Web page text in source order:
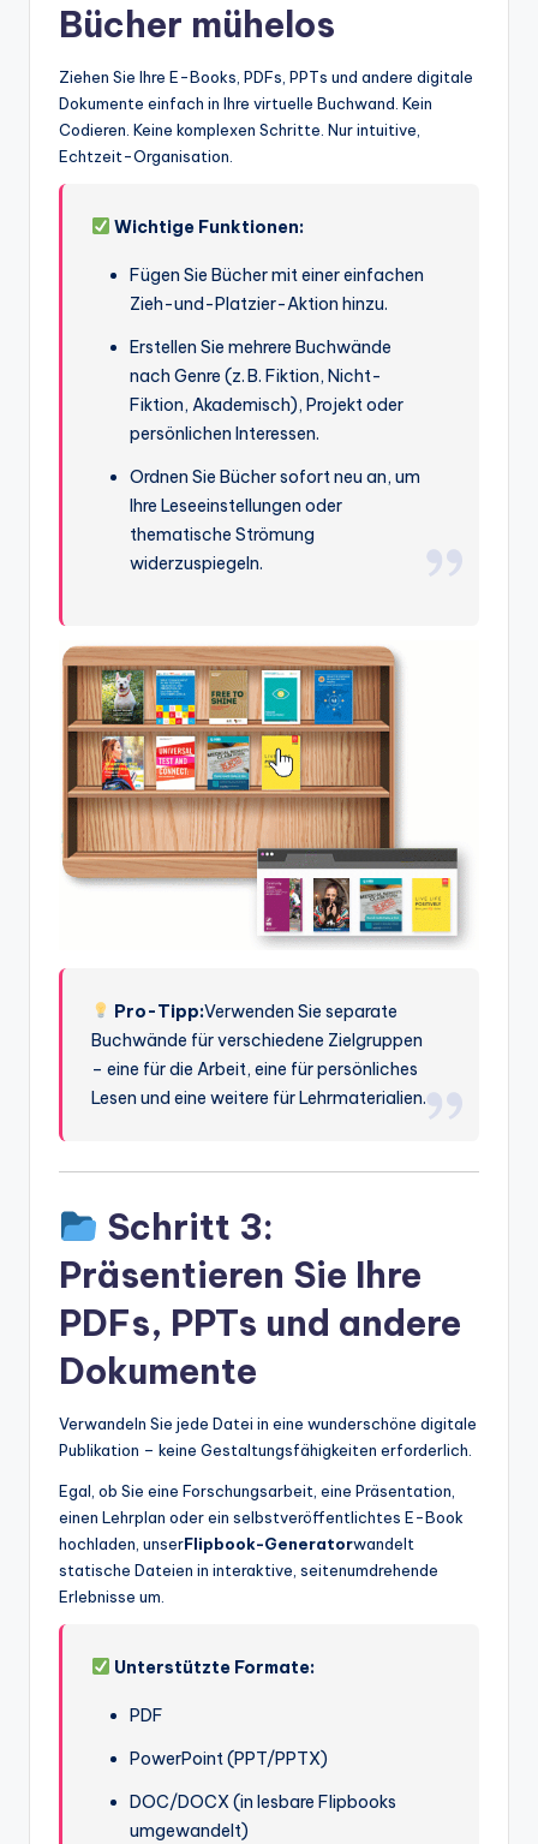
Bücher mühelos
Ziehen Sie Ihre E-Books, PDFs, PPTs und andere digitale
Dokumente einfach in Ihre virtuelle Buchwand. Kein
Codieren. Keine komplexen Schritte. Nur intuitive,
Echtzeit-Organisation.
Wichtige Funktionen:
Fügen Sie Bücher mit einer einfachen
Zieh-und-Platzier-Aktion hinzu.
Erstellen Sie mehrere Buchwände
nach Genre (z. B. Fiktion, Nicht-
Fiktion, Akademisch), Projekt oder
persönlichen Interessen.
Ordnen Sie Bücher sofort neu an, um
Ihre Leseeinstellungen oder
thematische Strömung
widerzuspiegeln.
Pro-Tipp:Verwenden Sie separate
Buchwände für verschiedene Zielgruppen
– eine für die Arbeit, eine für persönliches
Lesen und eine weitere für Lehrmaterialien.
Schritt 3:
Präsentieren Sie Ihre
PDFs, PPTs und andere
Dokumente
Verwandeln Sie jede Datei in eine wunderschöne digitale
Publikation – keine Gestaltungsfähigkeiten erforderlich.
Egal, ob Sie eine Forschungsarbeit, eine Präsentation,
einen Lehrplan oder ein selbstveröffentlichtes E-Book
hochladen, unserFlipbook-Generatorwandelt
statische Dateien in interaktive, seitenumdrehende
Erlebnisse um.
Unterstützte Formate:
PDF
PowerPoint (PPT/PPTX)
DOC/DOCX (in lesbare Flipbooks
umgewandelt)